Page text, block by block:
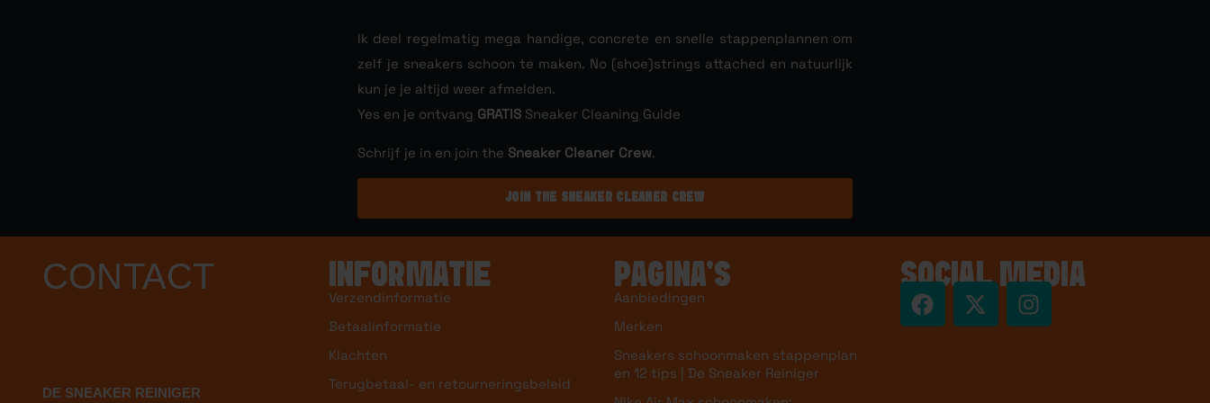
Ik deel regelmatig mega handige, concrete en snelle stappenplannen om
zelf je sneakers schoon te maken. No (shoe)strings attached en natuurlijk
kun je je altijd weer afmelden.
Yes en je ontvang GRATIS Sneaker Cleaning Guide
Schrijf je in en join the Sneaker Cleaner Crew.
JOIN THE SNEAKER CLEANER CREW
CONTACT
DE SNEAKER REINIGER
INFORMATIE
Verzendinformatie
Betaalinformatie
Klachten
Terugbetaal- en retourneringsbeleid
PAGINA’S
Aanbiedingen
Merken
Sneakers schoonmaken stappenplan
en 12 tips | De Sneaker Reiniger
SOCIAL MEDIA